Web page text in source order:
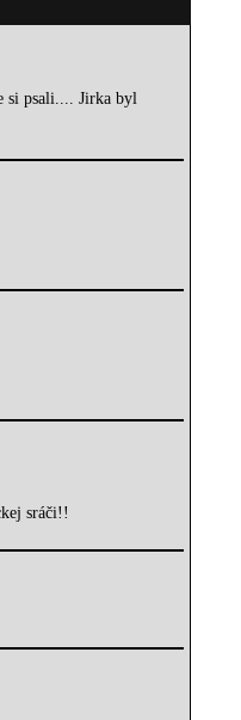
si psali.... Jirka byl
sráči!!